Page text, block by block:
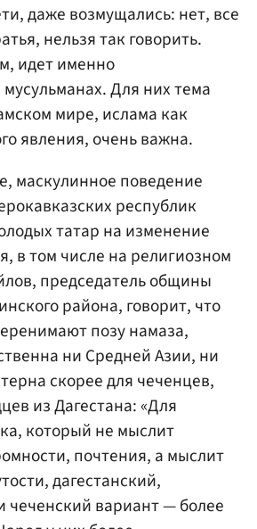
даже возмущались: нет, все
нельзя так говорить.
идет именно
Для них тема
мире, ислама как
явления, очень важна.
маскулинное поведение
республик
татар на изменение
в том числе на религиозном
председатель общины
района, говорит, что
позу намаза,
ни Средней Азии, ни
скорее для чеченцев,
из Дагестана: «Для
который не мыслит
почтения, а мыслит
дагестанский,
чеченский вариант — более